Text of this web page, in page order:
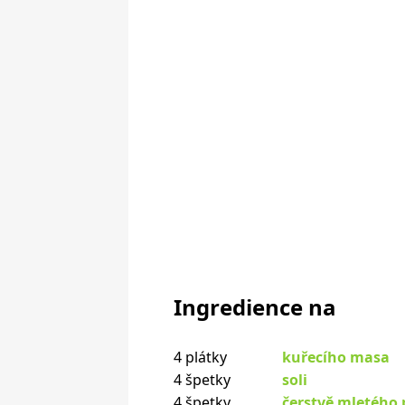
Ingredience na
4 plátky
kuřecího masa
4 špetky
soli